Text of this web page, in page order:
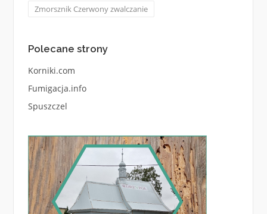
Zmorsznik Czerwony zwalczanie
Polecane strony
Korniki.com
Fumigacja.info
Spuszczel